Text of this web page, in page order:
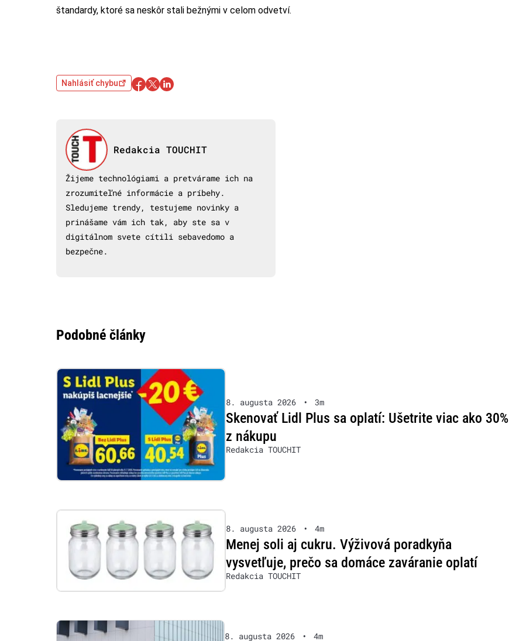
štandardy, ktoré sa neskôr stali bežnými v celom odvetví.
Nahlásiť chybu
Redakcia TOUCHIT
Žijeme technológiami a pretvárame ich na
zrozumiteľné informácie a príbehy.
Sledujeme trendy, testujeme novinky a
prinášame vám ich tak, aby ste sa v
digitálnom svete cítili sebavedomo a
bezpečne.
Podobné články
8. augusta 2026 • 3m
Skenovať Lidl Plus sa oplatí: Ušetrite viac ako 30%
z nákupu
Redakcia TOUCHIT
8. augusta 2026 • 4m
Menej soli aj cukru. Výživová poradkyňa
vysvetľuje, prečo sa domáce zaváranie oplatí
Redakcia TOUCHIT
8. augusta 2026 • 4m